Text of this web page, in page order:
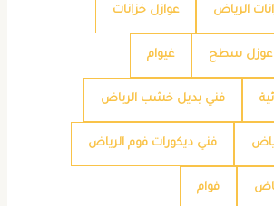
الرياض عوازل خزانات
سطح غيوام
فني بديل خشب الرياض
فني ديكورات فوم الرياض
فوام